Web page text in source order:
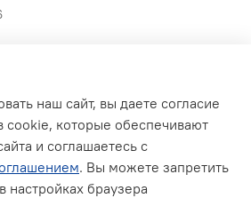
персональных данных для
наш сайт, вы даете согласие
cookie, которые обеспечивают
и соглашаетесь с
. Вы можете запретить
настройках браузера